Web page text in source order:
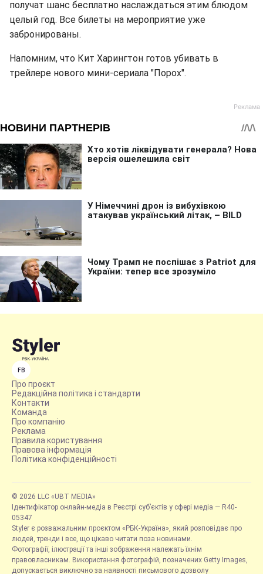
получат шанс бесплатно наслаждаться этим блюдом
целый год. Все билеты на мероприятие уже
забронированы.
Напомним, что Кит Харингтон готов убивать в
трейлере нового мини-сериала "Порох".
FB
Про проєкт
Редакційна політика і стандарти
Контакти
Команда
Про компанію
Реклама
Правила користування
Правова інформація
Політика конфіденційності
© 2026 LLC «UBT MEDIA»
Ідентифікатор онлайн-медіа в Реєстрі суб’єктів у сфері медіа — R40-
05347
Styler є розважальним проєктом «РБК-Україна», який розповідає про
людей, тренди і все, що цікаво читати поза новинами.
Фотографії, ілюстрації та інші зображення належать їхнім
правовласникам. Використання фотографій, позначених Getty Images,
допускається виключно за наявності письмового дозволу